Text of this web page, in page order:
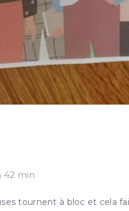
42 min
tournent à bloc et cela